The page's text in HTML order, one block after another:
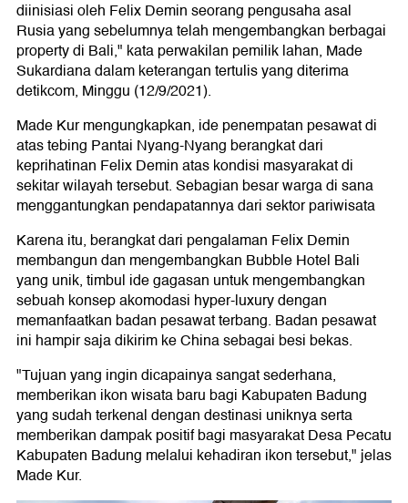
diinisiasi oleh Felix Demin seorang pengusaha asal
Rusia yang sebelumnya telah mengembangkan berbagai
property di Bali," kata perwakilan pemilik lahan, Made
Sukardiana dalam keterangan tertulis yang diterima
detikcom, Minggu (12/9/2021).
Made Kur mengungkapkan, ide penempatan pesawat di
atas tebing Pantai Nyang-Nyang berangkat dari
keprihatinan Felix Demin atas kondisi masyarakat di
sekitar wilayah tersebut. Sebagian besar warga di sana
menggantungkan pendapatannya dari sektor pariwisata
Karena itu, berangkat dari pengalaman Felix Demin
membangun dan mengembangkan Bubble Hotel Bali
yang unik, timbul ide gagasan untuk mengembangkan
sebuah konsep akomodasi hyper-luxury dengan
memanfaatkan badan pesawat terbang. Badan pesawat
ini hampir saja dikirim ke China sebagai besi bekas.
"Tujuan yang ingin dicapainya sangat sederhana,
memberikan ikon wisata baru bagi Kabupaten Badung
yang sudah terkenal dengan destinasi uniknya serta
memberikan dampak positif bagi masyarakat Desa Pecatu
Kabupaten Badung melalui kehadiran ikon tersebut," jelas
Made Kur.